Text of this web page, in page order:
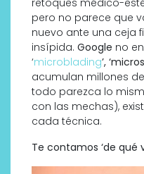
retoques médico-
pero no parece que
nuevo ante una ceja
insípida. Google no
‘microblading’,
acumulan millones
todo parezca lo
con las mechas),
cada técnica.
Te contamos ‘de qué